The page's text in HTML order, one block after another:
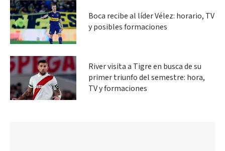
Boca recibe al líder Vélez: horario, TV
y posibles formaciones
River visita a Tigre en busca de su
primer triunfo del semestre: hora,
TV y formaciones